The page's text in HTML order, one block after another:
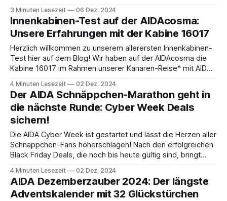
wie ein Highlight für Kaffee-Liebhaber klingt, entpuppt sich
für viele als Überraschung
3 Minuten Lesezeit 06 Dez. 2024
Innenkabinen-Test auf der AIDAcosma:
Unsere Erfahrungen mit der Kabine 16017
Herzlich willkommen zu unserem allerersten Innenkabinen-
Test hier auf dem Blog! Wir haben auf der AIDAcosma die
Kabine 16017 im Rahmen unserer Kanaren-Reise* mit AIDA
bevorzugter Lage, die wir im Vario-Tarif (also per Zufall)
erhalten haben. In diesem Artikel teilen
4 Minuten Lesezeit 02 Dez. 2024
Der AIDA Schnäppchen-Marathon geht in
die nächste Runde: Cyber Week Deals
sichern!
Die AIDA Cyber Week ist gestartet und lässt die Herzen aller
Schnäppchen-Fans höherschlagen! Nach den erfolgreichen
Black Friday Deals, die noch bis heute gültig sind, bringt
noch kein passendes Angebot gesichert hast, ist jetzt
genau der richtige Moment, um dir
4 Minuten Lesezeit 02 Dez. 2024
AIDA Dezemberzauber 2024: Der längste
Adventskalender mit 32 Glückstürchen